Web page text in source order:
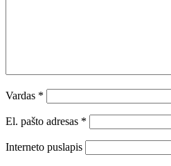
Vardas *
El. pašto adresas *
Interneto puslapis